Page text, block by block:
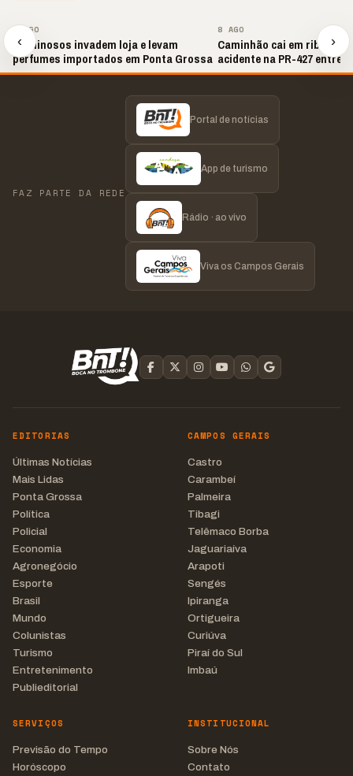
‹
8 AGO
Criminosos invadem loja e levam
perfumes importados em Ponta Grossa
8 AGO
Caminhão cai em
acidente na PR-427 entre
Amazonas e Lapa
›
FAZ PARTE DA REDE
Portal de notícias
App de turismo
Rádio · ao vivo
Viva os Campos Gerais
EDITORIAS
Últimas Notícias
Mais Lidas
Ponta Grossa
Política
Policial
Economia
Agronegócio
Esporte
Brasil
Mundo
Colunistas
Turismo
Entretenimento
Publieditorial
CAMPOS GERAIS
Castro
Carambeí
Palmeira
Tibagi
Telêmaco Borba
Jaguariaíva
Arapoti
Sengés
Ipiranga
Ortigueira
Curiúva
Piraí do Sul
Imbaú
SERVIÇOS
Previsão do Tempo
Horóscopo
INSTITUCIONAL
Sobre Nós
Contato